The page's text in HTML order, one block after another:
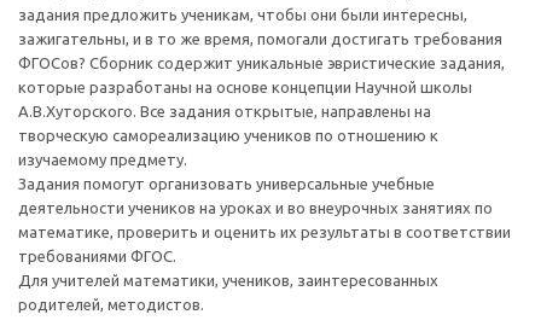
задания предложить ученикам, чтобы они были интересны,
зажигательны, и в то же время, помогали достигать требования
ФГОСов? Сборник содержит уникальные эвристические задания,
которые разработаны на основе концепции Научной школы
А.В.Хуторского. Все задания открытые, направлены на
творческую самореализацию учеников по отношению к
изучаемому предмету.
Задания помогут организовать универсальные учебные
деятельности учеников на уроках и во внеурочных занятиях по
математике, проверить и оценить их результаты в соответствии
требованиями ФГОС.
Для учителей математики, учеников, заинтересованных
родителей, методистов.